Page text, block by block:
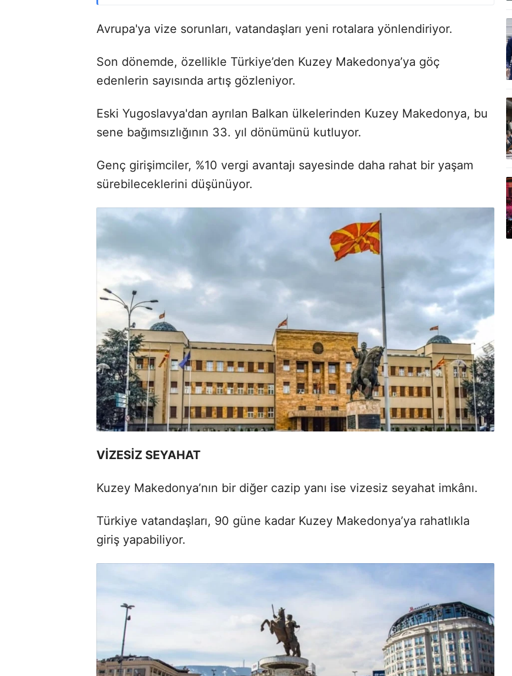
Avrupa'ya vize sorunları, vatandaşları yeni rotalara yönlendiriyor.
Son dönemde, özellikle Türkiye’den Kuzey Makedonya’ya göç
edenlerin sayısında artış gözleniyor.
Eski Yugoslavya'dan ayrılan Balkan ülkelerinden Kuzey Makedonya, bu
sene bağımsızlığının 33. yıl dönümünü kutluyor.
Genç girişimciler, %10 vergi avantajı sayesinde daha rahat bir yaşam
sürebileceklerini düşünüyor.
VİZESİZ SEYAHAT
Kuzey Makedonya’nın bir diğer cazip yanı ise vizesiz seyahat imkânı.
Türkiye vatandaşları, 90 güne kadar Kuzey Makedonya’ya rahatlıkla
giriş yapabiliyor.